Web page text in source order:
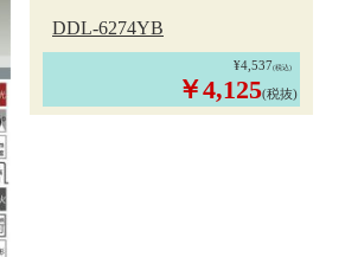
DDL-6274YB
¥4,537(税込)
￥4,125(税抜)